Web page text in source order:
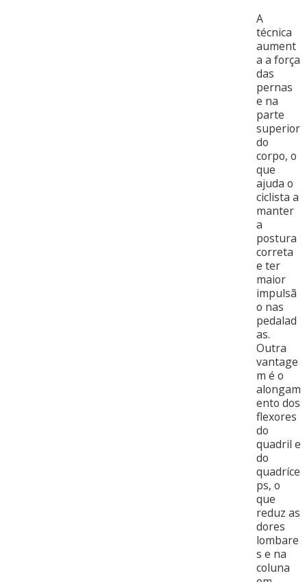
A
técnica
aument
a a força
das
pernas
e na
parte
superior
do
corpo, o
que
ajuda o
ciclista a
manter
a
postura
correta
e ter
maior
impulsã
o nas
pedalad
as.
Outra
vantage
m é o
alongam
ento dos
flexores
do
quadril e
do
quadríce
ps, o
que
reduz as
dores
lombare
s e na
coluna